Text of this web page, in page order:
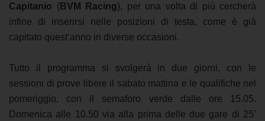
Capitanio (BVM Racing), per una volta di più cercherà
infine di inserirsi nelle posizioni di testa, come è già
capitato quest’anno in diverse occasioni.
Tutto il programma si svolgerà in due giorni, con le
sessioni di prove libere il sabato mattina e le qualifiche nel
pomeriggio, con il semaforo verde dalle ore 15.05.
Domenica alle 10.50 via alla prima delle due gare di 25’